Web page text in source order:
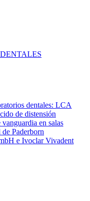
dentales: LCA
de distensión
en salas
Paderborn
e Ivoclar Vivadent